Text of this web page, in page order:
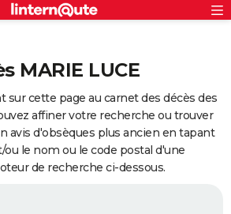
MARIE LUCE
sur cette page au carnet des décès des
affiner votre recherche ou trouver
avis d'obsèques plus ancien en tapant
le nom ou le code postal d'une
de recherche ci-dessous.